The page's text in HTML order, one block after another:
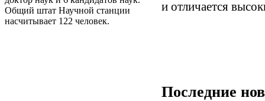
Общий штат Научной станции
насчитывает 122 человек.
и отличается
Последние